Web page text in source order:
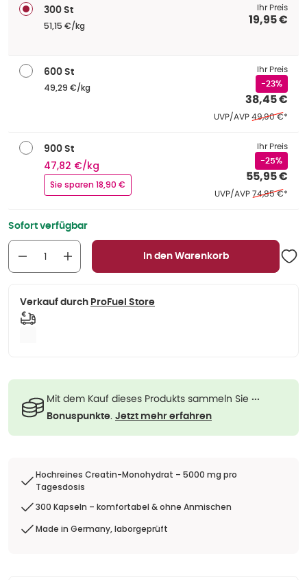
300 St
51,15 €/kg
Ihr Preis
19,95 €
600 St
49,29 €/kg
Ihr Preis
-23%
38,45 €
UVP/AVPEhemaliger
49,90 €*
900 St
47,82 €/kg
Sie sparen 18,90 €
Ihr Preis
-25%
55,95 €
UVP/AVPEhemaliger
74,85 €*
Sofort verfügbar
In den Warenkorb
Verkauf durch ProFuel Store
Mit dem Kauf dieses Produkts sammeln Sie ···
Bonuspunkte. Jetzt mehr erfahren
Hochreines Creatin-Monohydrat – 5000 mg pro
Tagesdosis
300 Kapseln – komfortabel & ohne Anmischen
Made in Germany, laborgeprüft